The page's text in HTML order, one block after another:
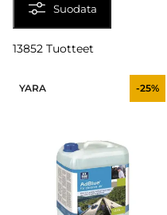
Suodata
13852 Tuotteet
YARA -25%